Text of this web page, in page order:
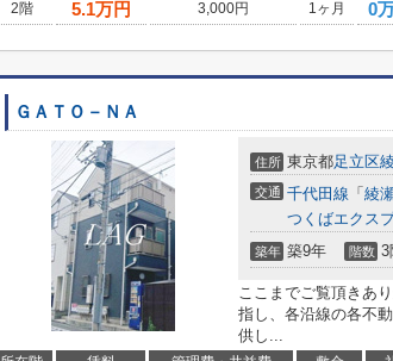
2階
5.1万円 3,000円 1ヶ月 0
ＧＡＴＯ－ＮＡ
住所 東京都足立区
交通 千代田線 「 綾
つくばエクス
築年 築9年 階数 3
ここまでご覧頂きあ
指し、各沿線の各不
供し...